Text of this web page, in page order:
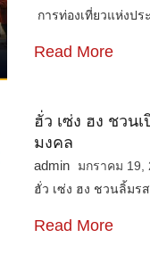
การท่องเที่ยวแห่งปร
Read More
ฮั่ว เซ่ง ฮง ชวน
มงคล
admin
มกราคม 19,
ฮั่ว เซ่ง ฮง ชวนลิ้มร
Read More